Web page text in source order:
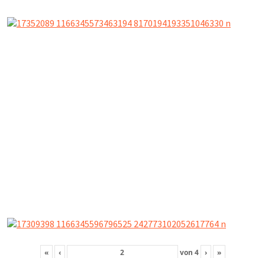
« ‹ von 4 › »